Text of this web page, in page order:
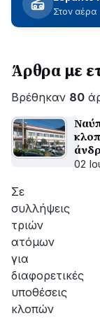
μεγάλα
έργα
Στον αέρα
Άρθρα με
Βρέθηκαν 80
02
Σε
συλλήψεις
τριών
ατόμων
για
διαφορετικές
υποθέσεις
κλοπών